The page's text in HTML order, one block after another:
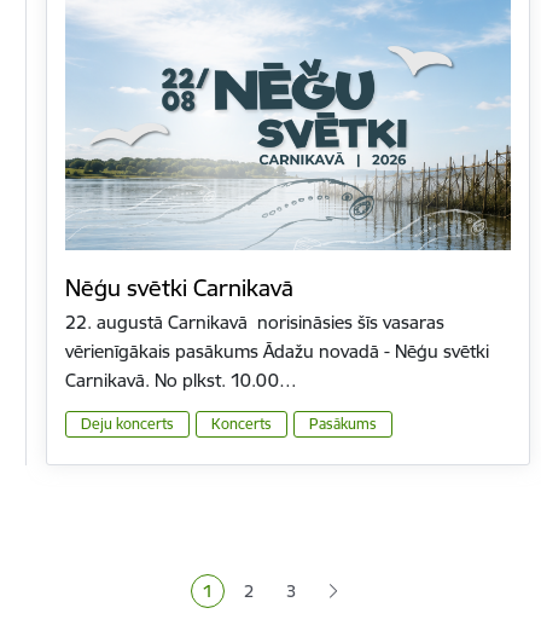
Nēģu svētki Carnikavā
22. augustā Carnikavā norisināsies šīs vasaras
vērienīgākais pasākums Ādažu novadā - Nēģu svētki
Carnikavā. No plkst. 10.00…
Deju koncerts Koncerts Pasākums
Pašreizējā lapa
1 Lapa
2 Lapa
3